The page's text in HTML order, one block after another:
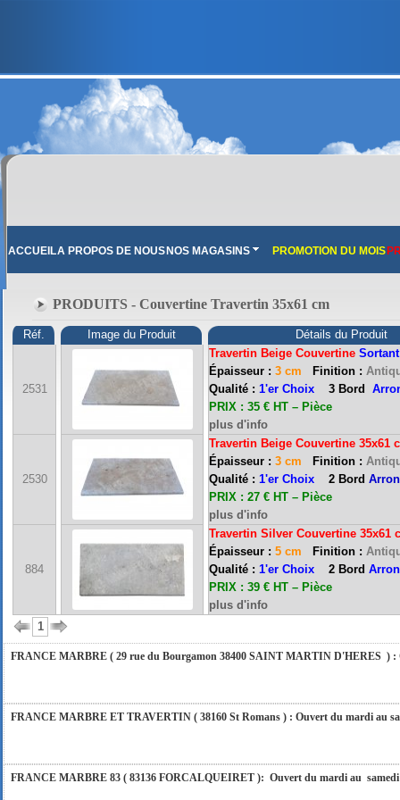
ACCUEILA PROPOS DE NOUS NOS MAGASINS PROMOTION DU MOIS
PRODUITS - Couvertine Travertin 35x61 cm
Réf. Image du Produit Détails du Produit
2531
Travertin Beige Couvertine Sortant
Épaisseur : 3 cm Finition :
Qualité : 1'er Choix 3 Bord
PRIX : 35 € HT – Pièce
plus d'info
2530
Travertin Beige Couvertine 35x61
Épaisseur : 3 cm Finition :
Qualité : 1'er Choix 2 Bord
PRIX : 27 € HT – Pièce
plus d'info
884
Travertin Silver Couvertine 35x61
Épaisseur : 5 cm Finition :
Qualité : 1'er Choix 2 Bord
PRIX : 39 € HT – Pièce
plus d'info
1
FRANCE MARBRE 13 ( 13680 LANCON PROVENCE ): Ouvert du mardi au
FRANCE MARBRE 84 ( 84600 VALREAS ): Ouvert du mardi au samedi inclus de
FERMETURE POUR CONGES ANNUELS : Nous serons fermés du 10 au 31
vous répondrons dans les meilleurs délais. Nous aurons le plaisir de vous
FRANCE MARBRE ( 29 rue du Bourgamon 38400 SAINT MARTIN D'HERES ) :
FRANCE MARBRE ET TRAVERTIN ( 38160 St Romans ) : Ouvert du mardi au
FRANCE MARBRE 83 ( 83136 FORCALQUEIRET ): Ouvert du mardi au samedi